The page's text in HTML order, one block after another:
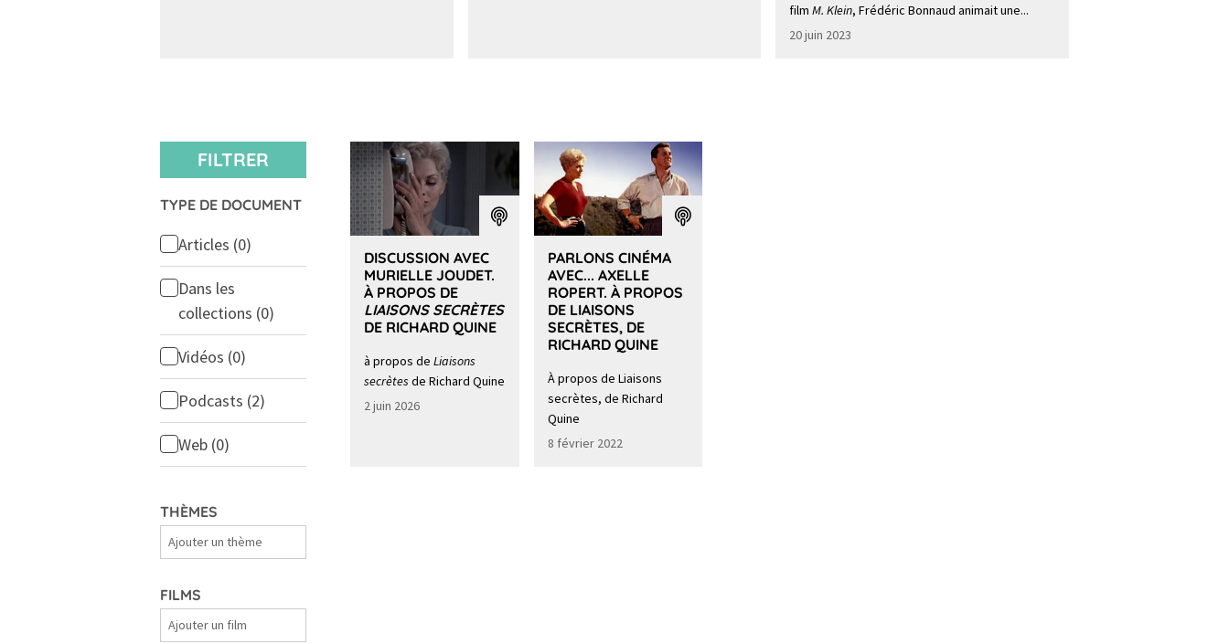
filmM. Klein, Frédéric Bonnaud animait une...
20 juin 2023
FILTRER
TYPE DE DOCUMENT
Articles (0)
Dans les
collections (0)
Vidéos (0)
Podcasts (2)
Web (0)
THÈMES
FILMS
DISCUSSION AVEC
MURIELLE JOUDET.
À PROPOS DE
LIAISONS SECRÈTES
DE RICHARD QUINE
à propos deLiaisons
secrètes de Richard Quine
2 juin 2026
PARLONS CINÉMA
AVEC... AXELLE
ROPERT. À PROPOS
DE LIAISONS
SECRÈTES, DE
RICHARD QUINE
À propos de Liaisons
secrètes, de Richard
Quine
8 février 2022